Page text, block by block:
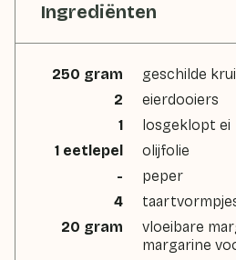
Ingrediënten
250 gram
geschilde
2
eierdooiers
1
losgeklopt ei
1 eetlepel
olijfolie
-
peper
4
20 gram
vloeibare
margarine